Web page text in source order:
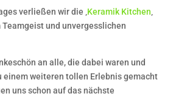
verließen wir die ‚Keramik Kitchen‚
und unvergesslichen
an alle, die dabei waren und
einem weiteren tollen Erlebnis gemacht
uns schon auf das nächste